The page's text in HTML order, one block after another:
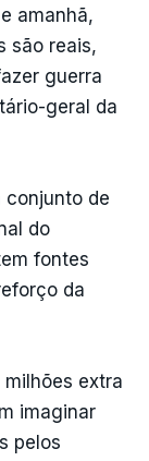
amanhã,
são reais,
guerra
geral da
conjunto de
do
fontes
da
extra
imaginar
pelos